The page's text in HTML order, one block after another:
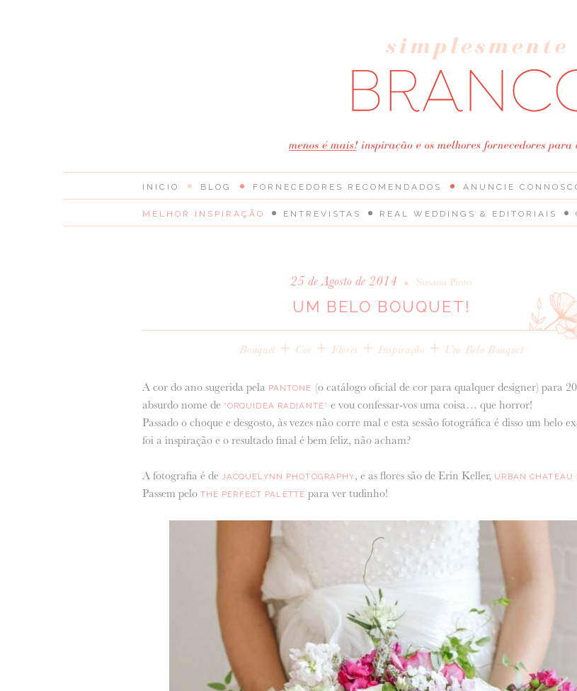
INICIO BLOG
MELHOR INSPIRAÇÃO ENTREVISTAS REAL WEDDINGS & EDITORIAIS
FORNECEDORES RECOMENDADOS ANUNCIE
25 de Agosto de 2014 • Susana Pinto
UM BELO BOUQUET!
Bouquet + Cor + Flores + Inspiração + Um Belo Bouquet
A cor do ano sugerida pela PANTONE (o catálogo oficial de cor para qualquer designer) para
absurdo nome de “ORQUÍDEA RADIANTE” e vou confessar-vos uma coisa… que horror!
Passado o choque e desgosto, às vezes não corre mal e esta sessão fotográfica é disso um belo
foi a inspiração e o resultado final é bem feliz, não acham?
A fotografia é de JACQUELYNN PHOTOGRAPHY, e as flores são de Erin Keller, URBAN CHATEAU
Passem pelo THE PERFECT PALETTE para ver tudinho!